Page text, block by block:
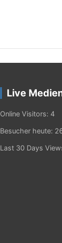
Live
Online Visitors: 4
Besucher heute:
Last 30 Days